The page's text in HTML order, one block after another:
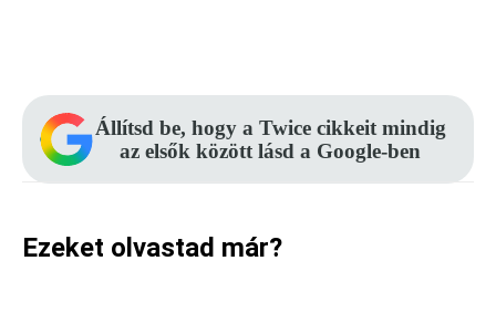
Állítsd be, hogy a Twice cikkeit mindig
az elsők között lásd a Google-ben
Ezeket olvastad már?